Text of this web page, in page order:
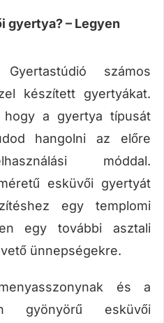
gyertya? – Legyen
számos
készített gyertyákat.
a gyertya típusát
hangolni az előre
móddal.
esküvői gyertyát
egy templomi
egy további asztali
ünnepségekre.
és a
gyönyörű esküvői